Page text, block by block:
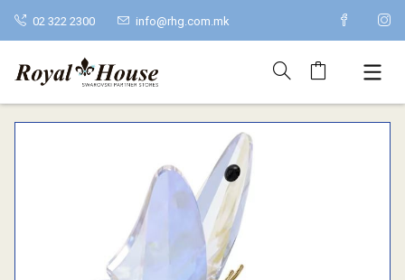
02 322 2300 info@rhg.com.mk